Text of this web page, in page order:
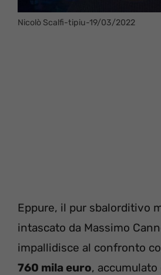
Nicolò Scalfi-tipiu-19/03/2022
Eppure, il pur sbalorditivo
intascato da Massimo
impallidisce al confronto
760 mila euro,